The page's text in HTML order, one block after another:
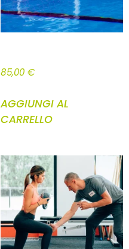
85,00 €
AGGIUNGI AL
CARRELLO